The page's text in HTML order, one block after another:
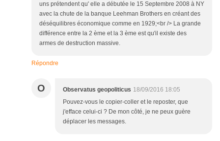
uns prétendent qu' elle a débutée le 15 Septembre 2008 à NY
avec la chute de la banque Leehman Brothers en créant des
déséquilibres économique comme en 1929;<br /> La grande
différence entre la 2 ème et la 3 ème est qu'il existe des
armes de destruction massive.
Répondre
O Observatus geopoliticus 18/09/2016 18:05
Pouvez-vous le copier-coller et le reposter, que
j'efface celui-ci ? De mon côté, je ne peux guère
déplacer les messages.